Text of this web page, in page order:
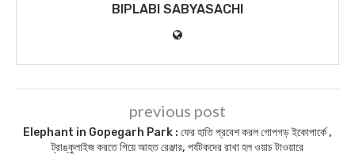
BIPLABI SABYASACHI
previous post
Elephant in Gopegarh Park : ফের হাতি প্রবেশ করল গোপগড় ইকোপার্কে ,
ট্রাঙ্কুলাইজ করতে গিয়ে আহত রেঞ্জার, পর্যটকদের রাখা হল ওয়াচ টাওয়ারে